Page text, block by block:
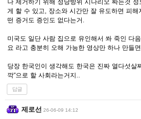
나 제거하기 위해 정당방위 시나리오 짜는것
게 할 수 있고, 장소와 시간만 잘 유도하면 피해
떤 증거도 증인도 없다는거.
미국도 일단 사람 집으로 유인해서 쏴 죽인 다
요 라고 충분히 오해 가능한 영상만 하나 만들
당장 한국인이 생각해도 한국은 진짜 열다섯살
깍“으로 할 사회라는거지..
답글
제로선 26-06-09 14:12